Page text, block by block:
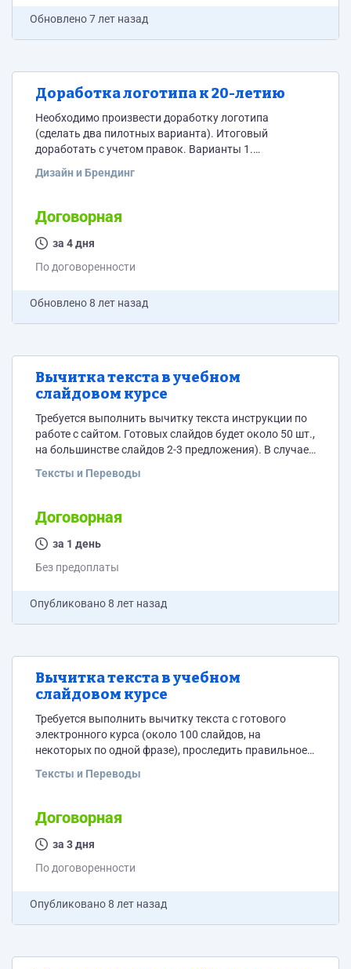
Обновлено7 лет назад
Доработка логотипа к 20-летию
Необходимо произвести доработку логотипа
(сделать два пилотных варианта). Итоговый
доработать с учетом правок. Варианты 1.
летнего юбилея, дописать фразу и год. 2. Необходимо
Подробнее готов обсудить в переписке. Исходник
логотипа в Adobe Illustrator (.ai)
Дизайн и Брендинг
Договорная
за 4 дня
По договоренности
Обновлено8 лет назад
Вычитка текста в учебном
слайдовом курсе
Требуется выполнить вычитку текста инструкции по
работе с сайтом. Готовых слайдов будет около 50 шт.,
на большинстве слайдов 2-3 предложения). В случае
комментарий к нему. Файл в PowerPoint в Google
переведена в течении одного дня (требуется время на
проверку результата работ).
Тексты и Переводы
Договорная
за 1 день
Без предоплаты
Опубликовано8 лет назад
Вычитка текста в учебном
слайдовом курсе
Требуется выполнить вычитку текста с готового
электронного курса (около 100 слайдов, на
некоторых по одной фразе), проследить правильное
нахождения ошибки требуется сделать скриншот
сделать в PowerPoint или Word.
Тексты и Переводы
Договорная
за 3 дня
По договоренности
Опубликовано8 лет назад